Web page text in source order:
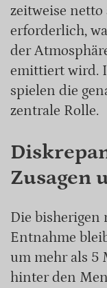
zeitweise netto
erforderlich,
der
emittiert wird.
spielen die
zentrale Rolle.
Zusagen
Die bisherigen
Entnahme
um mehr als 5
hinter den